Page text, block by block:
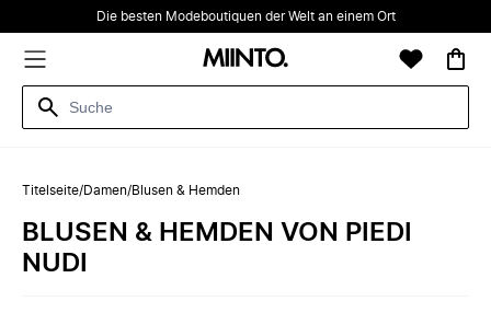
Die besten Modeboutiquen der Welt an einem Ort
Titelseite/Damen/Blusen & Hemden
BLUSEN & HEMDEN VON PIEDI
NUDI